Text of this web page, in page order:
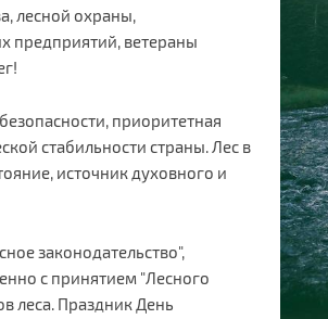
лесной охраны,
предприятий, ветераны
приоритетная
стабильности страны. Лес в
источник духовного и
законодательство",
с принятием "Лесного
леса. Праздник День